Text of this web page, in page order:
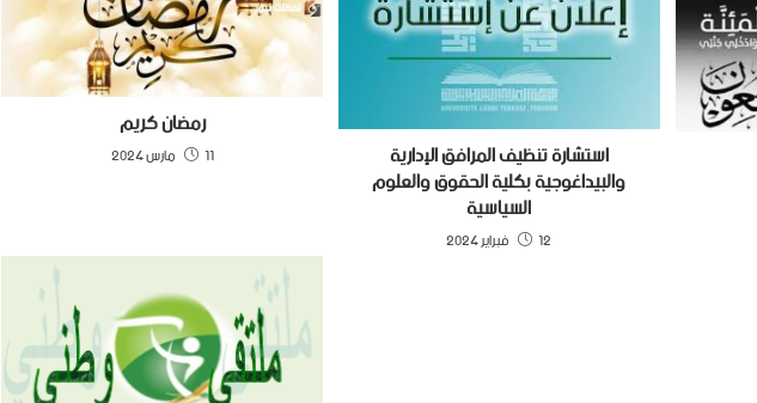
رمضان كريم
11 مارس 2024 استشارة تنظيف المرافق الإدارية
والبيداغوجية بكلية الحقوق والعلوم
السياسية
12 فبراير 2024